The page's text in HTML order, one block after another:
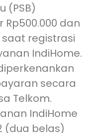
(PSB)
Rp500.000 dan
registrasi
IndiHome.
secara
Telkom.
IndiHome
(dua belas)